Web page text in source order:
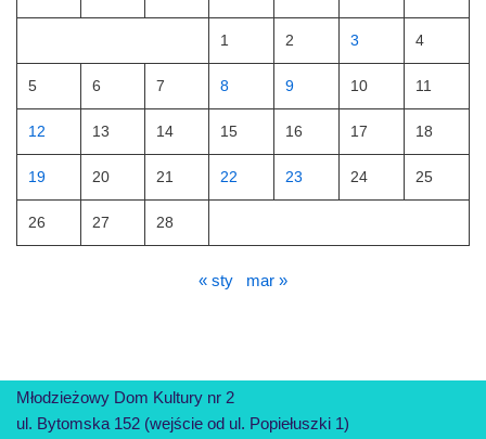
1 2 3 4
5 6 7 8 9 10 11
12 13 14 15 16 17 18
19 20 21 22 23 24 25
26 27 28
« sty mar »
Młodzieżowy Dom Kultury nr 2
ul. Bytomska 152 (wejście od ul. Popiełuszki 1)